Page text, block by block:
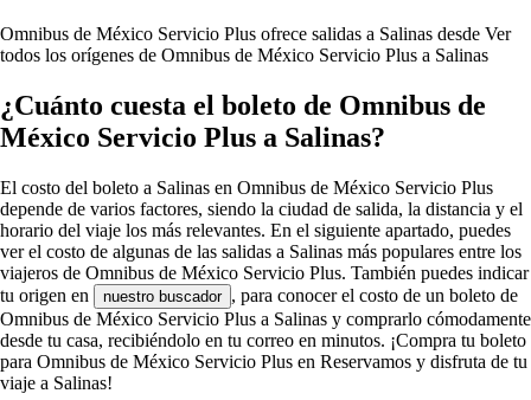
Omnibus de México Servicio Plus ofrece salidas a Salinas desde Ver
todos los orígenes de Omnibus de México Servicio Plus a Salinas
¿Cuánto cuesta el boleto de Omnibus de
México Servicio Plus a Salinas?
El costo del boleto a Salinas en Omnibus de México Servicio Plus
depende de varios factores, siendo la ciudad de salida, la distancia y el
horario del viaje los más relevantes. En el siguiente apartado, puedes
ver el costo de algunas de las salidas a Salinas más populares entre los
viajeros de Omnibus de México Servicio Plus. También puedes indicar
tu origen en
nuestro buscador , para conocer el costo de un boleto de
Omnibus de México Servicio Plus a Salinas y comprarlo cómodamente
desde tu casa, recibiéndolo en tu correo en minutos. ¡Compra tu boleto
para Omnibus de México Servicio Plus en Reservamos y disfruta de tu
viaje a Salinas!